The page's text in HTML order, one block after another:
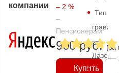
компании
– 2 %
–
Пенсионерам
900 руб. (за
Купить
Тип
—